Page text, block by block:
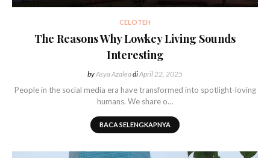
CELOTEH
The Reasons Why Lowkey Living Sounds
Interesting
byAsya AzaleadiApril 22, 2025
People in the social media era have transformed into spotlight-loving
humans. We share o…
BACA SELENGKAPNYA